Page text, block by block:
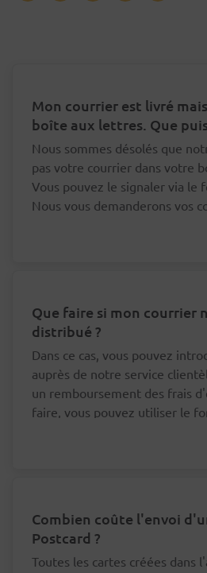
Mon courrier est livré
boîte aux lettres. Que
Nous sommes désolés que
pas votre courrier dans votre
Vous pouvez le signaler via le
Nous vous demanderons vos
Que faire si mon courrier
distribué ?
Dans ce cas, vous pouvez
auprès de notre service
un remboursement des frais
faire, vous pouvez utiliser le
Combien coûte l'envoi
Postcard ?
Toutes les cartes créées dans